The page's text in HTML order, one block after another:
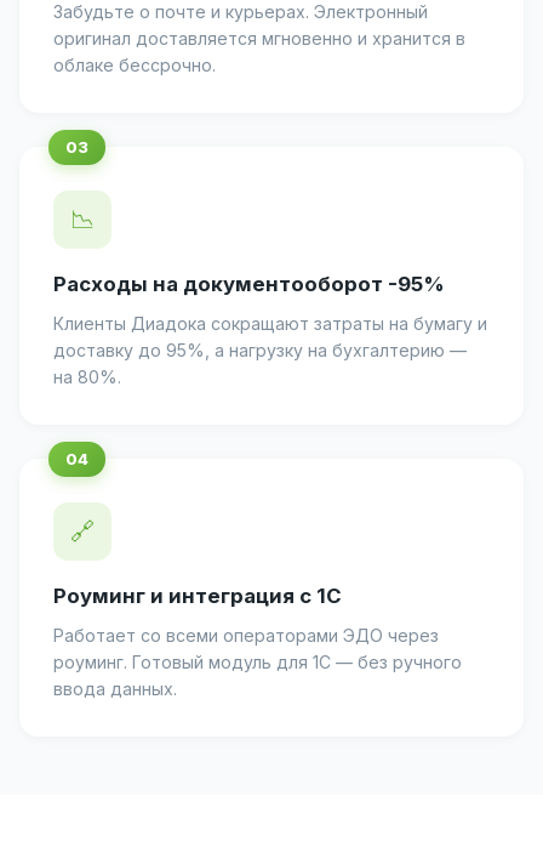
Забудьте о почте и курьерах. Электронный
оригинал доставляется мгновенно и хранится в
облаке бессрочно.
📉
Расходы на документооборот -95%
Клиенты Диадока сокращают затраты на бумагу и
доставку до 95%, а нагрузку на бухгалтерию —
на 80%.
🔗
Роуминг и интеграция с 1С
Работает со всеми операторами ЭДО через
роуминг. Готовый модуль для 1С — без ручного
ввода данных.